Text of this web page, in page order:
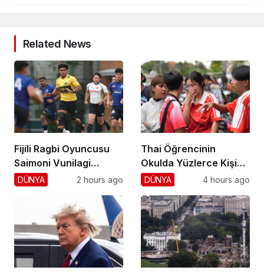
Related News
Fijili Ragbi Oyuncusu
Saimoni Vunilagi
Hayatını Kaybetti
DÜNYA 2 hours ago
Thai Öğrencinin
Okulda Yüzlerce Kişiyi
Vurdu!
DÜNYA 4 hours ago